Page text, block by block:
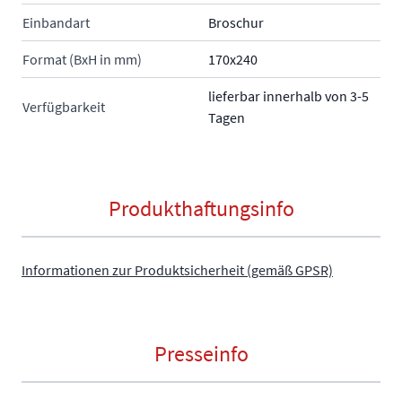
Einbandart Broschur
Format (BxH in mm) 170x240
Verfügbarkeit
lieferbar innerhalb von 3-5
Tagen
Produkthaftungsinfo
Informationen zur Produktsicherheit (gemäß GPSR)
Presseinfo